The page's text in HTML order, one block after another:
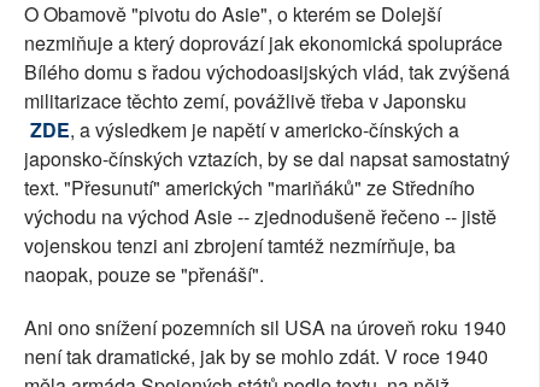
O Obamově "pivotu do Asie", o kterém se Dolejší
nezmiňuje a který doprovází jak ekonomická spolupráce
Bílého domu s řadou východoasijských vlád, tak zvýšená
militarizace těchto zemí, povážlivě třeba v Japonsku
ZDE, a výsledkem je napětí v americko-čínských a
japonsko-čínských vztazích, by se dal napsat samostatný
text. "Přesunutí" amerických "mariňáků" ze Středního
východu na východ Asie -- zjednodušeně řečeno -- jistě
vojenskou tenzi ani zbrojení tamtéž nezmírňuje, ba
naopak, pouze se "přenáší".
Ani ono snížení pozemních sil USA na úroveň roku 1940
není tak dramatické, jak by se mohlo zdát. V roce 1940